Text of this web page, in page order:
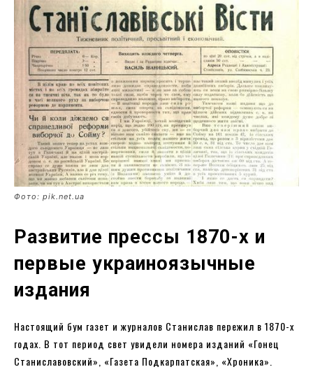
Фото: pik.net.ua
Развитие прессы 1870-х и
первые украиноязычные
издания
Настоящий бум газет и журналов Станислав пережил в 1870-х
годах. В тот период свет увидели номера изданий «Гонец
Станиславовский», «Газета Подкарпатская», «Хроника».